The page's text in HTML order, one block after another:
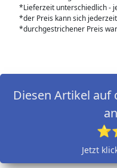
*Lieferzeit unterschiedlich -
*der Preis kann sich
*durchgestrichener Preis
Diesen Artikel auf
Jetzt